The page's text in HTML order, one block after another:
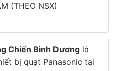
(THEO NSX)
Chiến Bình Dương là
bị quạt Panasonic tại